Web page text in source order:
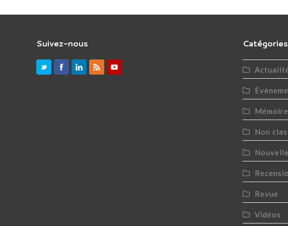
Suivez-nous Catégories
Non
Revue
Vidéos